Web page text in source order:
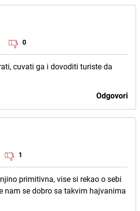
0
cuvati ga i dovoditi turiste da
Odgovori
1
primitivna, vise si rekao o sebi
nam se dobro sa takvim hajvanima